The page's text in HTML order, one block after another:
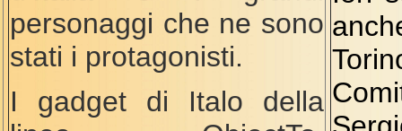
personaggi che ne sono
stati i protagonisti.
I gadget di Italo della